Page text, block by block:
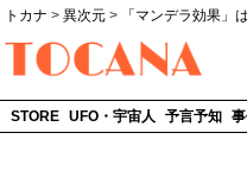
トカナ > 異次元 >
「マンデラ効果」
STORE UFO・宇宙人 予言予知